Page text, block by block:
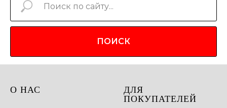
ПОИСК
О НАС ДЛЯ
ПОКУПАТЕЛЕЙ